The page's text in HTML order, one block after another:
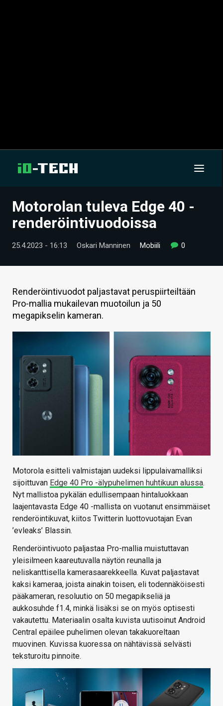
UUTISET
TIETOA
HINTA.FI
VAIHDA TEEMA
Motorolan tuleva Edge 40 -
renderöintivuodoissa
25.4.2023 - 16:13 Oskari Manninen Mobiili 0
Renderöintivuodot paljastavat peruspiirteiltään
Pro-mallia mukailevan muotoilun ja 50
megapikselin kameran.
Motorola esitteli valmistajan uudeksi lippulaivamalliksi
sijoittuvan Edge 40 Pro -älypuhelimen huhtikuun alussa.
Nyt mallistoa pykälän edullisempaan hintaluokkaan
laajentavasta Edge 40 -mallista on vuotanut ensimmäiset
renderöintikuvat, kiitos Twitterin luottovuotajan Evan
’evleaks’ Blassin.
Renderöintivuoto paljastaa Pro-mallia muistuttavan
yleisilmeen kaareutuvalla näytön reunalla ja
neliskanttisella kamerasaarekkeella. Kuvat paljastavat
kaksi kameraa, joista ainakin toisen, eli todennäköisesti
pääkameran, resoluutio on 50 megapikseliä ja
aukkosuhde f1.4, minkä lisäksi se on myös optisesti
vakautettu. Materiaalin osalta kuvista uutisoinut Android
Central epäilee puhelimen olevan takakuoreltaan
muovinen. Kuvissa kuoressa on nähtävissä selvästi
teksturoitu pinnoite.